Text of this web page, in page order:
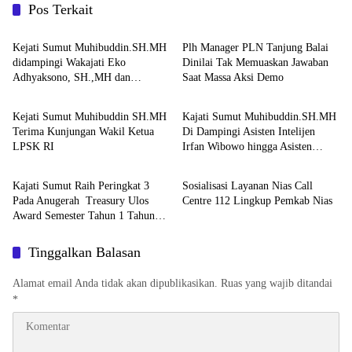
Pos Terkait
Berita
Kejati Sumut Muhibuddin.SH.MH
didampingi Wakajati Eko
Adhyaksono, SH.,MH dan
Kejari Medan
Plh Manager PLN Tanjung Balai
Dinilai Tak Memuaskan Jawaban
Saat Massa Aksi Demo
Berita
Kejati Sumut Muhibuddin SH.MH
Terima Kunjungan Wakil Ketua
LPSK RI
Berita
Kajati Sumut Muhibuddin.SH.MH
Di Dampingi Asisten Intelijen
Irfan Wibowo hingga Asisten
Berita
Kajati Sumut Raih Peringkat 3
Pada Anugerah Treasury Ulos
Award Semester Tahun 1 Tahun
Berita
Sosialisasi Layanan Nias Call
Centre 112 Lingkup Pemkab Nias
Tinggalkan Balasan
Alamat email Anda tidak akan dipublikasikan. Ruas yang wajib ditandai
*